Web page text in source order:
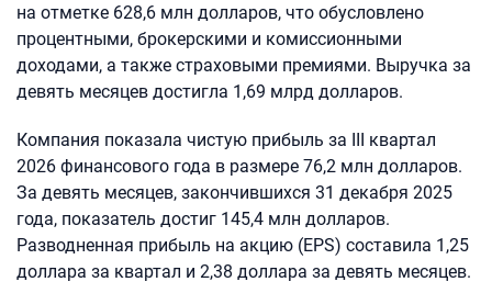
на отметке 628,6 млн долларов, что обусловлено
процентными, брокерскими и комиссионными
доходами, а также страховыми премиями. Выручка за
девять месяцев достигла 1,69 млрд долларов.
Компания показала чистую прибыль за III квартал
2026 финансового года в размере 76,2 млн долларов.
За девять месяцев, закончившихся 31 декабря 2025
года, показатель достиг 145,4 млн долларов.
Разводненная прибыль на акцию (EPS) составила 1,25
доллара за квартал и 2,38 доллара за девять месяцев.